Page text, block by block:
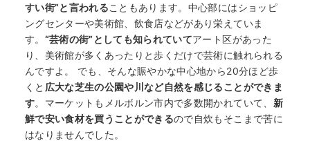
すい街”と言われることもあります。中心部にはショッピ
ングセンターや美術館、飲食店などがあり栄えていま
す。 “芸術の街”としても知られていてアート区があった
り、美術館が多くあったりと歩くだけで芸術に触れられる
んですよ。 でも、そんな賑やかな中心地から20分ほど歩
くと 広大な芝生の公園や川など自然を感じることができま
す。マーケットもメルボルン市内で多数開かれていて、 新
鮮で安い食材を買うことができるので自炊もそこまで苦に
はなりませんでした。